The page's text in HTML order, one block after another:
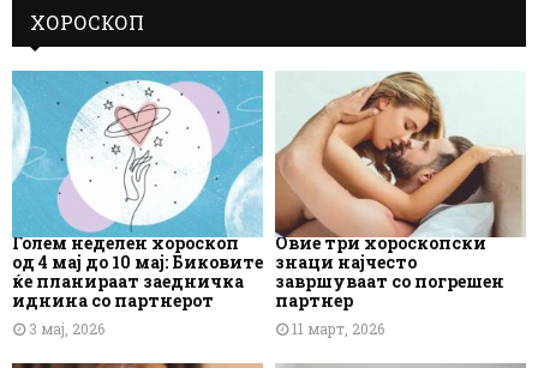
ХОРОСКОП
Голем неделен хороскоп
од 4 мај до 10 мај: Биковите
ќе планираат заедничка
иднина со партнерот
3 мај, 2026
Овие три хороскопски
знаци најчесто
завршуваат со погрешен
партнер
11 март, 2026